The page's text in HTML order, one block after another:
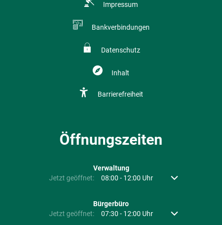
Impressum
Bankverbindungen
Datenschutz
Inhalt
Barrierefreiheit
Öffnungszeiten
Verwaltung
Klicken, um weitere Öffnungs- oder Schließzeiten
Jetzt geöffnet: 08:00 - 12:00 Uhr Von 08:00 bis
Bürgerbüro
Klicken, um weitere Öffnungs- oder Schließzeiten
Jetzt geöffnet: 07:30 - 12:00 Uhr Von 07:30 bis